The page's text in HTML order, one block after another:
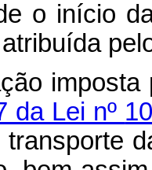
o início
da Lei nº